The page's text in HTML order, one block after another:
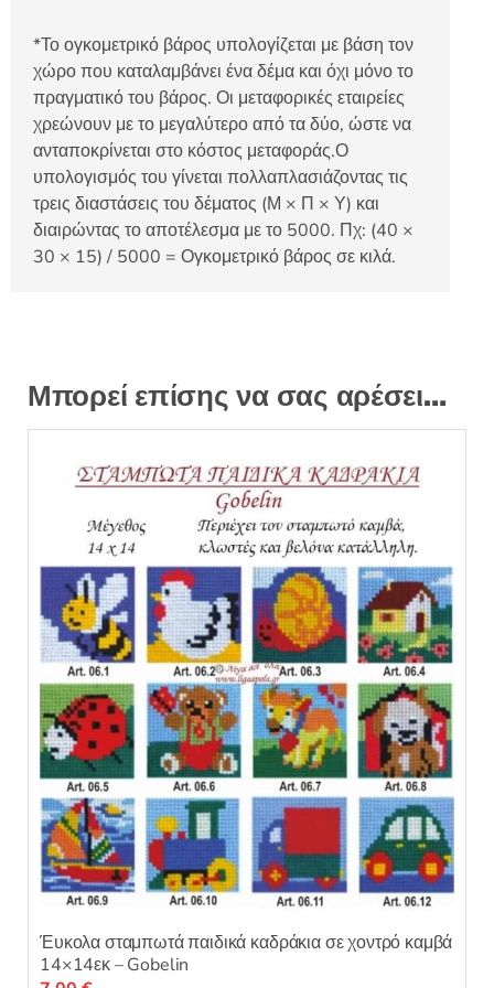
*Το ογκομετρικό βάρος υπολογίζεται με βάση τον
χώρο που καταλαμβάνει ένα δέμα και όχι μόνο το
πραγματικό του βάρος. Οι μεταφορικές εταιρείες
χρεώνουν με το μεγαλύτερο από τα δύο, ώστε να
ανταποκρίνεται στο κόστος μεταφοράς.Ο
υπολογισμός του γίνεται πολλαπλασιάζοντας τις
τρεις διαστάσεις του δέματος (Μ × Π × Υ) και
διαιρώντας το αποτέλεσμα με το 5000. Πχ: (40 ×
30 × 15) / 5000 = Ογκομετρικό βάρος σε κιλά.
Μπορεί επίσης να σας αρέσει…
Έυκολα σταμπωτά παιδικά καδράκια σε χοντρό καμβά
14×14εκ – Gobelin